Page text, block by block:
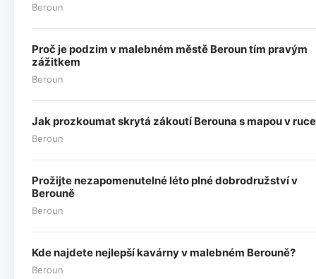
Beroun
Proč je podzim v malebném městě Beroun tím pravým
zážitkem
Beroun
Jak prozkoumat skrytá zákoutí Berouna s mapou v ruce
Beroun
Prožijte nezapomenutelné léto plné dobrodružství v
Berouně
Beroun
Kde najdete nejlepší kavárny v malebném Berouně?
Beroun